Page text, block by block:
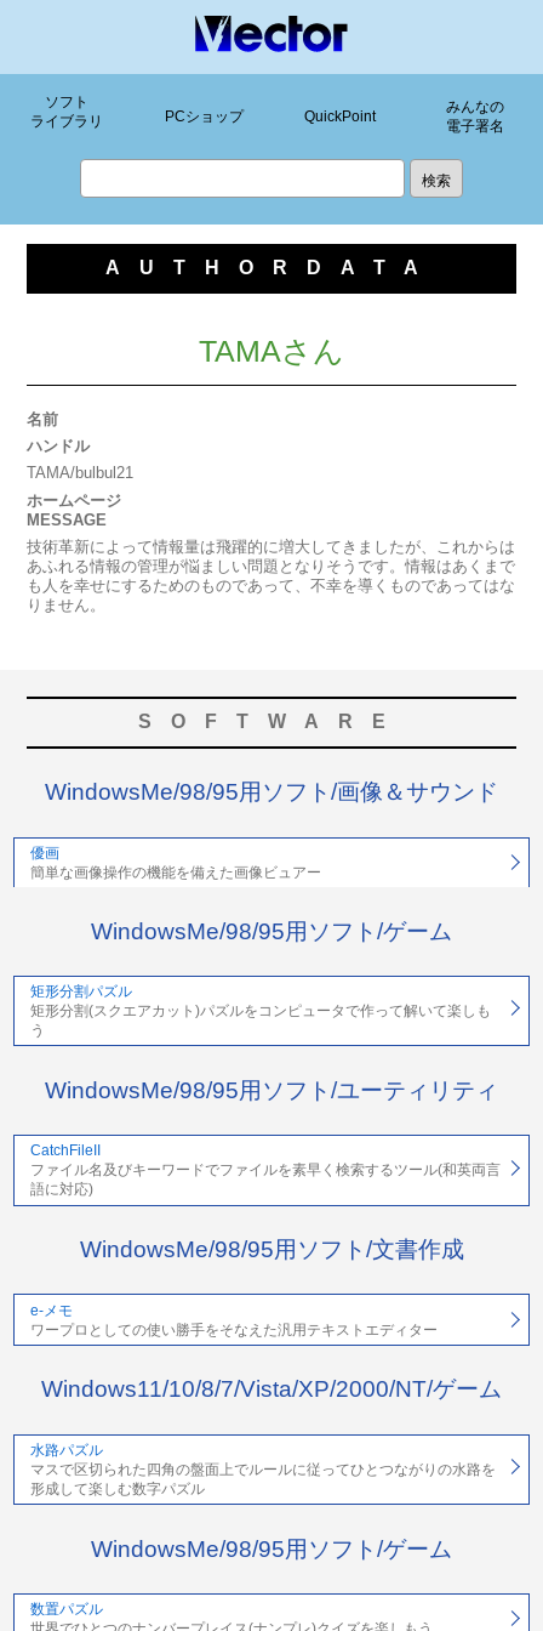
ソフト
ライブラリ
PCショップ QuickPoint
みんなの
電子署名
AUTHORDATA
TAMAさん
名前
ハンドル
TAMA/bulbul21
ホームページ
MESSAGE
技術革新によって情報量は飛躍的に増大してきましたが、これからは
あふれる情報の管理が悩ましい問題となりそうです。情報はあくまで
も人を幸せにするためのものであって、不幸を導くものであってはな
りません。
SOFTWARE
WindowsMe/98/95用ソフト/画像＆サウンド
優画
簡単な画像操作の機能を備えた画像ビュアー
WindowsMe/98/95用ソフト/ゲーム
矩形分割パズル
矩形分割(スクエアカット)パズルをコンピュータで作って解いて楽しも
う
WindowsMe/98/95用ソフト/ユーティリティ
CatchFileII
ファイル名及びキーワードでファイルを素早く検索するツール(和英両言
語に対応)
WindowsMe/98/95用ソフト/文書作成
e-メモ
ワープロとしての使い勝手をそなえた汎用テキストエディター
Windows11/10/8/7/Vista/XP/2000/NT/ゲーム
水路パズル
マスで区切られた四角の盤面上でルールに従ってひとつながりの水路を
形成して楽しむ数字パズル
WindowsMe/98/95用ソフト/ゲーム
数置パズル